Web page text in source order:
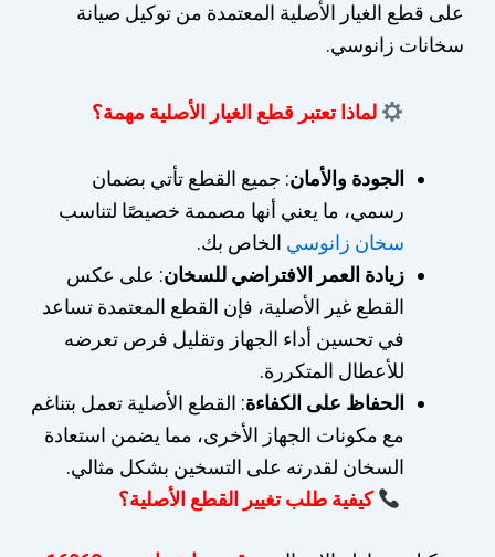
على قطع الغيار الأصلية المعتمدة من توكيل صيانة
سخانات زانوسي.
لماذا تعتبر قطع الغيار الأصلية مهمة؟
الجودة والأمان: جميع القطع تأتي بضمان
رسمي، ما يعني أنها مصممة خصيصًا لتناسب
سخان زانوسي الخاص بك.
زيادة العمر الافتراضي للسخان: على عكس
القطع غير الأصلية، فإن القطع المعتمدة تساعد
في تحسين أداء الجهاز وتقليل فرص تعرضه
للأعطال المتكررة.
الحفاظ على الكفاءة: القطع الأصلية تعمل بتناغم
مع مكونات الجهاز الأخرى، مما يضمن استعادة
السخان لقدرته على التسخين بشكل مثالي.
كيفية طلب تغيير القطع الأصلية؟